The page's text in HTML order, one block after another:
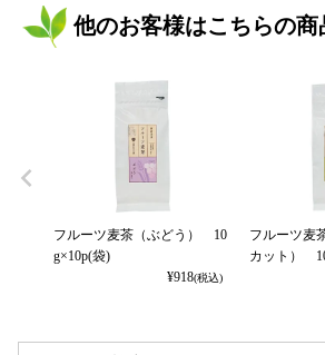
他のお客様はこちらの
フルーツ麦茶（ぶどう） 10
g×10p(袋)
¥918(税込)
フルーツ麦
カット）